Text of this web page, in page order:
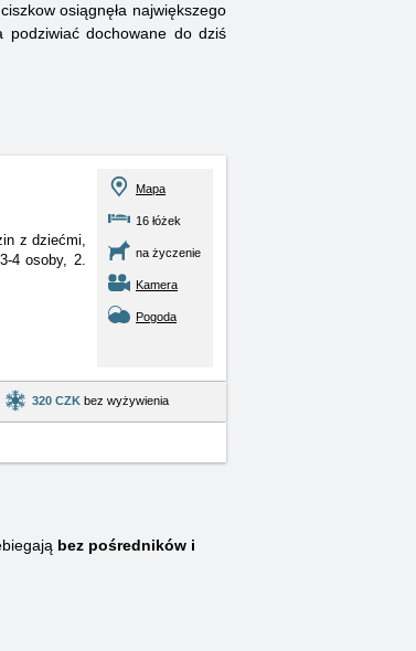
osiągnęła największego
podziwiać dochowane do dziś
z dziećmi,
4 osoby, 2.
Mapa
16 łóżek
na życzenie
Kamera
Pogoda
320 CZK bez wyżywienia
bez pośredników i